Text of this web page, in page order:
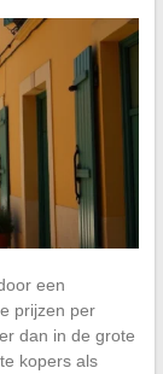
een
prijzen per
dan in de grote
kopers als